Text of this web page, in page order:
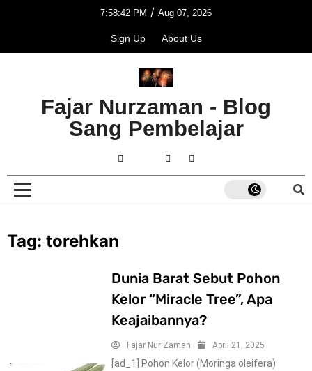
7:58:42 PM / Aug 07, 2026
Sign Up About Us
Fajar Nurzaman - Blog
Sang Pembelajar
Tag: torehkan
Dunia Barat Sebut Pohon
Kelor “Miracle Tree”, Apa
Keajaibannya?
Fajar Nur Zaman April 21, 2025
[ad_1] Pohon Kelor (Moringa oleifera)